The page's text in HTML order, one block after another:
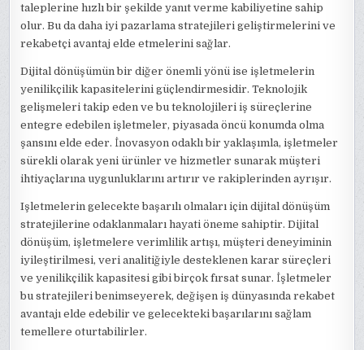
taleplerine hızlı bir şekilde yanıt verme kabiliyetine sahip
olur. Bu da daha iyi pazarlama stratejileri geliştirmelerini ve
rekabetçi avantaj elde etmelerini sağlar.
Dijital dönüşümün bir diğer önemli yönü ise işletmelerin
yenilikçilik kapasitelerini güçlendirmesidir. Teknolojik
gelişmeleri takip eden ve bu teknolojileri iş süreçlerine
entegre edebilen işletmeler, piyasada öncü konumda olma
şansını elde eder. İnovasyon odaklı bir yaklaşımla, işletmeler
sürekli olarak yeni ürünler ve hizmetler sunarak müşteri
ihtiyaçlarına uygunluklarını artırır ve rakiplerinden ayrışır.
Işletmelerin gelecekte başarılı olmaları için dijital dönüşüm
stratejilerine odaklanmaları hayati öneme sahiptir. Dijital
dönüşüm, işletmelere verimlilik artışı, müşteri deneyiminin
iyileştirilmesi, veri analitiğiyle desteklenen karar süreçleri
ve yenilikçilik kapasitesi gibi birçok fırsat sunar. İşletmeler
bu stratejileri benimseyerek, değişen iş dünyasında rekabet
avantajı elde edebilir ve gelecekteki başarılarını sağlam
temellere oturtabilirler.